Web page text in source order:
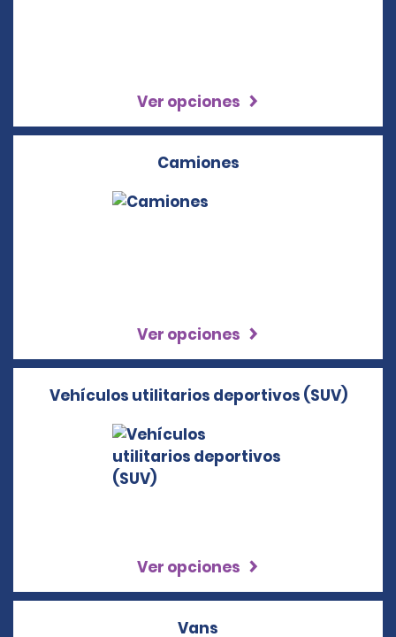
Ver opciones
Camiones
Ver opciones
Vehículos utilitarios deportivos (SUV)
Ver opciones
Vans